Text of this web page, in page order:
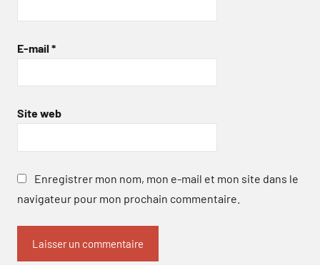
E-mail *
Site web
Enregistrer mon nom, mon e-mail et mon site dans le
navigateur pour mon prochain commentaire.